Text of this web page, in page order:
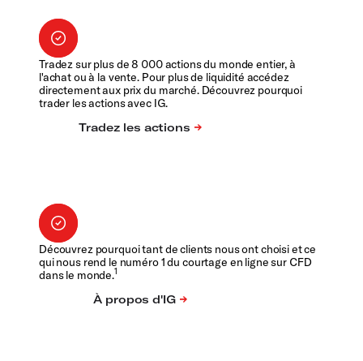
Tradez sur plus de 8 000 actions du monde entier, à
l'achat ou à la vente. Pour plus de liquidité accédez
directement aux prix du marché. Découvrez pourquoi
trader les actions avec IG.
Découvrez pourquoi tant de clients nous ont choisi et ce
qui nous rend le numéro 1 du courtage en ligne sur CFD
dans le monde.1